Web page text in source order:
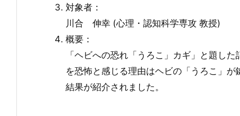
対象者：
川合 伸幸 (心理・認知科学専攻 教授)
概要：
「ヘビへの恐れ「うろこ」カギ」と題し
を恐怖と感じる理由はヘビの「うろこ」
結果が紹介されました。